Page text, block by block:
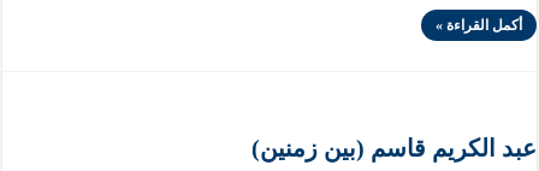
أكمل القراءة »
عبد الكريم قاسم (بين زمنين)